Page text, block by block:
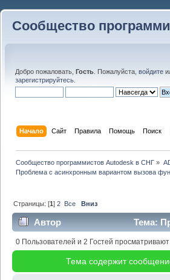
Сообщество
Добро пожаловать, Гость . Пожалуйста, войдите
зарегистрируйтесь
Начало Сайт Правила Помощь Поиск
Сообщество программистов Autodesk в СНГ »
Проблема с асинхронным вариантом вызова
Страницы: [1]2 Все Вниз
Автор
Тема:
acedCommandC (Прочитано
0 Пользователей и 2 Гостей просматривают
Тема содержит